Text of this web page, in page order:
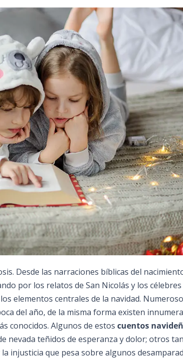
Desde las narraciones bíblicas del
por los relatos de San Nicolás y los
elementos centrales de la navidad.
del año, de la misma forma existen
conocidos. Algunos de estos cuentos
nevada teñidos de esperanza y dolor; otros
injusticia que pesa sobre algunos